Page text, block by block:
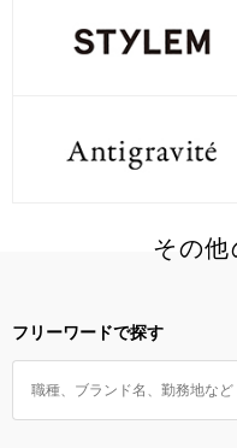
その他
フリーワードで探す